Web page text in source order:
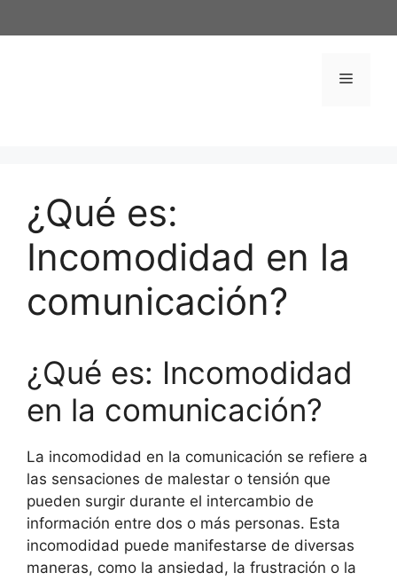
al
Menú
¿Qué es:
Incomodidad en la
comunicación?
¿Qué es: Incomodidad
en la comunicación?
La incomodidad en la comunicación se refiere a
las sensaciones de malestar o tensión que
pueden surgir durante el intercambio de
información entre dos o más personas. Esta
incomodidad puede manifestarse de diversas
maneras, como la ansiedad, la frustración o la